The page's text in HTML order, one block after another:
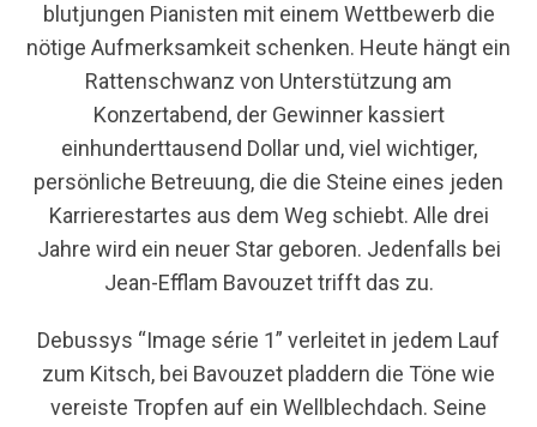
blutjungen Pianisten mit einem Wettbewerb die
nötige Aufmerksamkeit schenken. Heute hängt ein
Rattenschwanz von Unterstützung am
Konzertabend, der Gewinner kassiert
einhunderttausend Dollar und, viel wichtiger,
persönliche Betreuung, die die Steine eines jeden
Karrierestartes aus dem Weg schiebt. Alle drei
Jahre wird ein neuer Star geboren. Jedenfalls bei
Jean-Efflam Bavouzet trifft das zu.
Debussys “Image série 1” verleitet in jedem Lauf
zum Kitsch, bei Bavouzet pladdern die Töne wie
vereiste Tropfen auf ein Wellblechdach. Seine